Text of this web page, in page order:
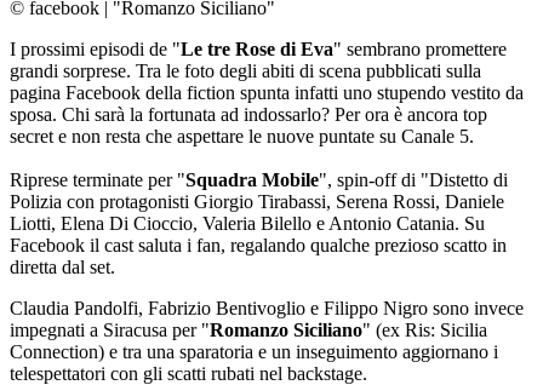
© facebook | "Romanzo Siciliano"
I prossimi episodi de "Le tre Rose di Eva" sembrano promettere
grandi sorprese. Tra le foto degli abiti di scena pubblicati sulla
pagina Facebook della fiction spunta infatti uno stupendo vestito da
sposa. Chi sarà la fortunata ad indossarlo? Per ora è ancora top
secret e non resta che aspettare le nuove puntate su Canale 5.
Riprese terminate per "Squadra Mobile", spin-off di "Distetto di
Polizia con protagonisti Giorgio Tirabassi, Serena Rossi, Daniele
Liotti, Elena Di Cioccio, Valeria Bilello e Antonio Catania. Su
Facebook il cast saluta i fan, regalando qualche prezioso scatto in
diretta dal set.
Claudia Pandolfi, Fabrizio Bentivoglio e Filippo Nigro sono invece
impegnati a Siracusa per "Romanzo Siciliano" (ex Ris: Sicilia
Connection) e tra una sparatoria e un inseguimento aggiornano i
telespettatori con gli scatti rubati nel backstage.